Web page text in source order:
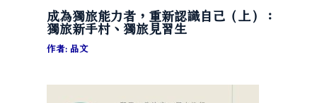
成為獨旅能力者，重新認識自己（上）：
獨旅新手村、獨旅見習生
作者: 品文